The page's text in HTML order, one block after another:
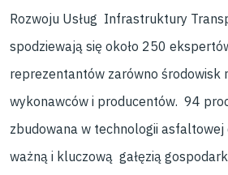
Rozwoju Usług Infrastruktury
spodziewają się około 250
reprezentantów zarówno środowisk
wykonawców i producentów. 94
zbudowana w technologii
ważną i kluczową gałęzią